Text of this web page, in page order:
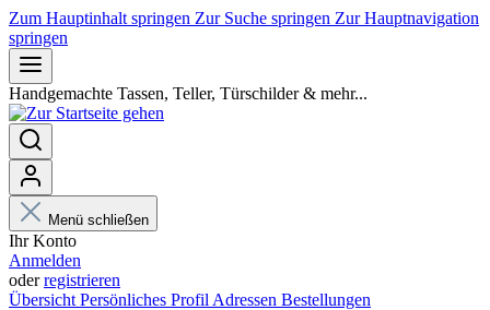
Zum Hauptinhalt springen Zur Suche springen Zur Hauptnavigation
springen
Handgemachte Tassen, Teller, Türschilder & mehr...
Menü schließen
Ihr Konto
Anmelden
oderregistrieren
Übersicht Persönliches Profil Adressen Bestellungen